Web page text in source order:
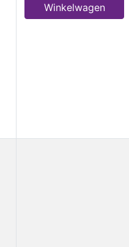
Winkelwagen